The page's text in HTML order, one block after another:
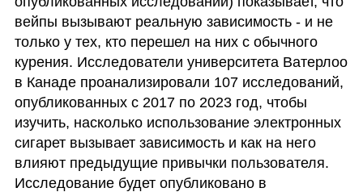
вейпы вызывают реальную зависимость - и не
только у тех, кто перешел на них с обычного
курения. Исследователи университета Ватерлоо
в Канаде проанализировали 107 исследований,
опубликованных с 2017 по 2023 год, чтобы
изучить, насколько использование электронных
сигарет вызывает зависимость и как на него
влияют предыдущие привычки пользователя.
Исследование будет опубликовано в